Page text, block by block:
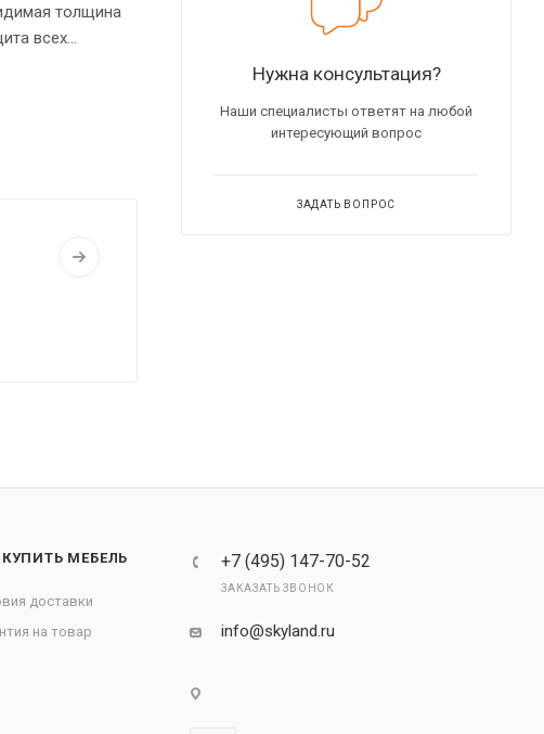
толщина
всех
Нужна консультация?
Наши специалисты ответят на любой
интересующий вопрос
ЗАДАТЬ ВОПРОС
КУПИТЬ МЕБЕЛЬ
доставки
на товар
+7 (495) 147-70-52
ЗАКАЗАТЬ ЗВОНОК
info@skyland.ru